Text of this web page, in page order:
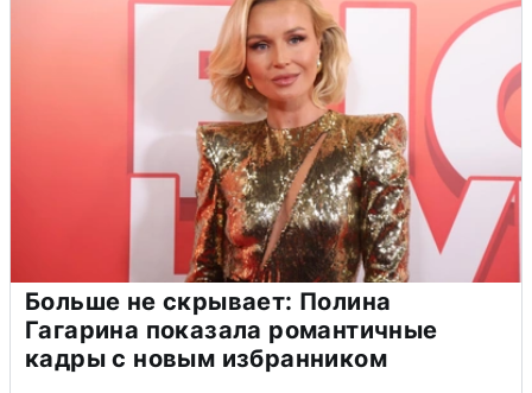
Больше не скрывает: Полина
Гагарина показала романтичные
кадры с новым избранником